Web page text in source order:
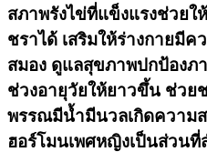
สภาพรังไข่ที่แข็งแรงช่วยใ
ชราได้ เสริมให้ร่างกายมี
สมอง ดูแลสุขภาพปกป้องภ
ช่วงอายุวัยให้ยาวขึ้น ช่วย
พรรณมีน้ำมีนวลเกิดความ
ฮอร์โมนเพศหญิงเป็นส่วน